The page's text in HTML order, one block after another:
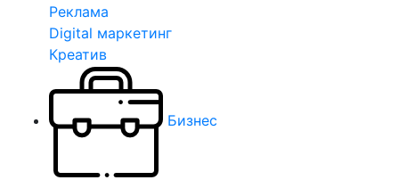
Реклама
Digital маркетинг
Креатив
Бизнес